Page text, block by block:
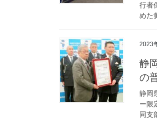
行者
めた
2023
静岡県警が自動車販売協会連合会と協力してサポカー限定免許
の
静岡
ー限
同支